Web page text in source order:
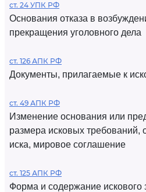
ст. 24 УПК РФ
Основания отказа в
прекращения уголовного дела
ст. 126 АПК РФ
Документы, прилагаемые к
ст. 49 АПК РФ
Изменение основания или
размера исковых требований,
иска, мировое соглашение
ст. 125 АПК РФ
Форма и содержание искового